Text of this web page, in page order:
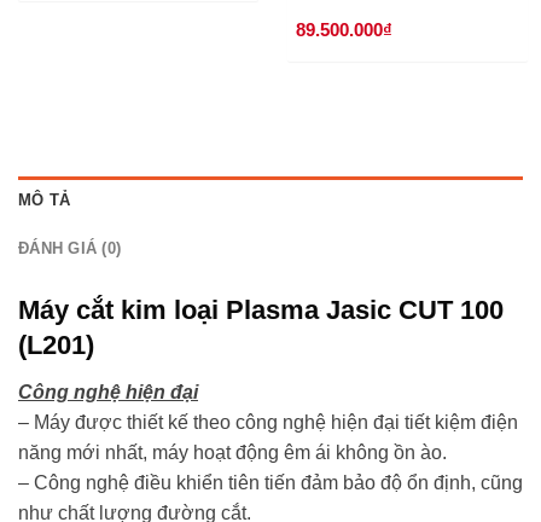
89.500.000₫
MÔ TẢ
ĐÁNH GIÁ (0)
Máy cắt kim loại Plasma Jasic CUT 100
(L201)
Công nghệ hiện đại
– Máy được thiết kế theo công nghệ hiện đại tiết kiệm điện
năng mới nhất, máy hoạt động êm ái không ồn ào.
– Công nghệ điều khiển tiên tiến đảm bảo độ ổn định, cũng
như chất lượng đường cắt.